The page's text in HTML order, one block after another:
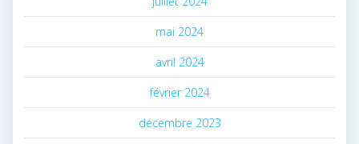
mai 2024
avril 2024
février 2024
décembre 2023